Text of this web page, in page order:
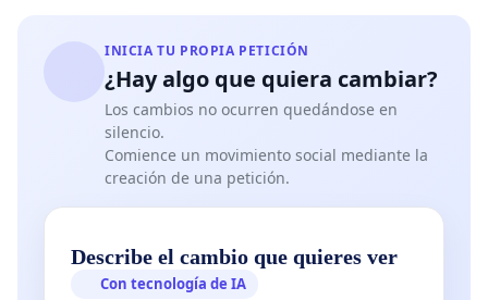
INICIA TU PROPIA PETICIÓN
¿Hay algo que quiera cambiar?
Los cambios no ocurren quedándose en
silencio.
Comience un movimiento social mediante la
creación de una petición.
Describe el cambio que quieres ver
Con tecnología de IA